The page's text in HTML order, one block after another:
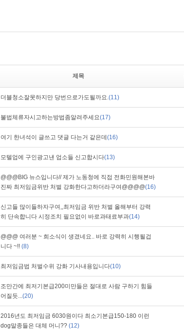
제목
더블청소잘못하지만 당번으로가도될까요.(11)
불법체류자시고하는방법좀알려주세요(17)
여기 한녀석이 글쓰고 댓글 다는거 같은데 (16)
모텔업에 구인광고낸 업소들 신고합시다(13)
@@@BIG 뉴스입니다// 제가 노동청에 직접 전화민원해본바
진짜 최저임금위반 처벌 강화한다고하더라구여@@@@(16)
신고들 많이들하자구여,,최저임금 위반 처벌 올해부터 강력
히 단속합니다 시정조치 필요없이 바로과태료부과(14)
@@@ 여러분 ~ 희소식이 생겼네요.. 바로 강력히 시행될겁
니다 ~!! (8)
최저임금법 처벌수위 강화 기사내용입니다(10)
조만간에 최저기본급200미만들은 절대로 사람 구하기 힘들
어질듯...(20)
2016년도 최저임금 6030원이다 최소기본급150-180 이런
dog말종들은 대체 머니?? (12)